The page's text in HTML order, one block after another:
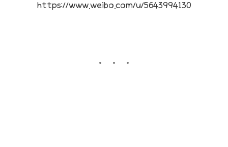
https://www.weibo.com/u/5643994130